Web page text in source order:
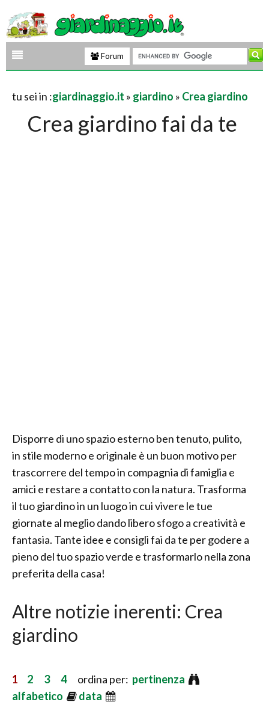
Forum
tu sei in :giardinaggio.it » giardino » Crea giardino
Crea giardino fai da te
Disporre di uno spazio esterno ben tenuto, pulito,
in stile moderno e originale è un buon motivo per
trascorrere del tempo in compagnia di famiglia e
amici e restare a contatto con la natura. Trasforma
il tuo giardino in un luogo in cui vivere le tue
giornate al meglio dando libero sfogo a creatività e
fantasia. Tante idee e consigli fai da te per godere a
pieno del tuo spazio verde e trasformarlo nella zona
preferita della casa!
Altre notizie inerenti: Crea
giardino
1 2 3 4ordina per: pertinenza
alfabetico
data